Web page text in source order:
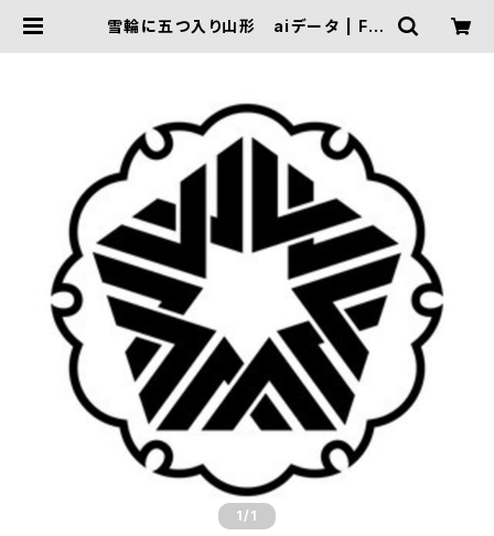
雪輪に五つ入り山形 aiデータ | FIV
1/1